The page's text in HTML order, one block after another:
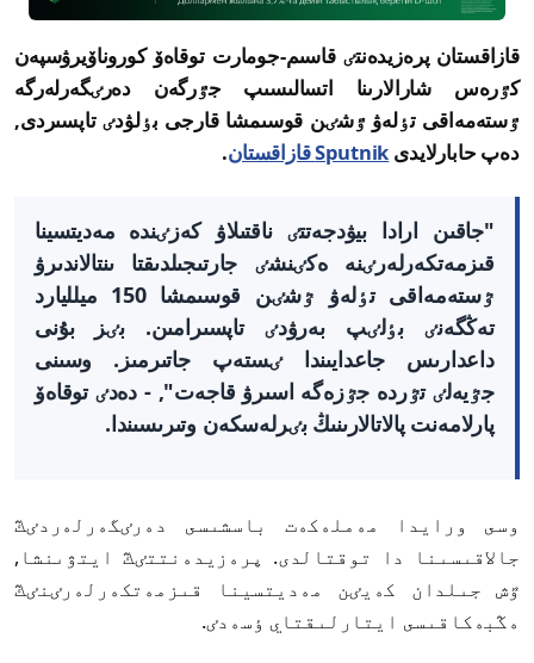
قازاقستان پرەزيدەنتٸ قاسىم-جومارت توقاەۆ كوروناۆيرۋسپەن
كٷرەس شارالارىنا اتسالىسىپ جٷرگەن دەرٸگەرلەرگە
ٷستەمەاقى تٶلەۋ ٷشٸن قوسىمشا قارجى بٶلۋدٸ تاپسىردى,
دەپ حابارلايدى Sputnik قازاقستان .
"جاقىن ارادا بيۋدجەتتٸ ناقتىلاۋ كەزٸندە مەديتسينا
قىزمەتكەرلەرٸنە ەكٸنشٸ جارتىجىلدىقتا ىنتالاندىرۋ
ٷستەمەاقى تٶلەۋ ٷشٸن قوسىمشا 150 ميلليارد
تەڭگەنٸ بٶلٸپ بەرۋدٸ تاپسىرامىن. بٸز بۇنى
داعدارىس جاعدايىندا ٸستەپ جاتىرمىز. وسىنى
جٷيەلٸ تٷردە جٷزەگە اسىرۋ قاجەت", - دەدٸ توقاەۆ
پارلامەنت پالاتالارىنىڭ بٸرلەسكەن وتىرىسىندا.
وسى ورايدا مەملەكەت باسشىسى دەرٸگەرلەردٸڭ
جالاقىسىنا دا توقتالدى. پرەزيدەنتتٸڭ ايتۋىنشا,
ٷش جىلدان كەيٸن مەديتسينا قىزمەتكەرلەرٸنٸڭ
ەڭبەكاقىسى ايتارلىقتاي ٶسەدٸ.